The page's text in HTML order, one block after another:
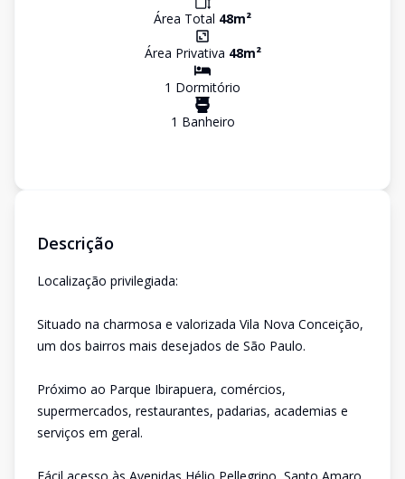
Área Total 48m²
Área Privativa 48m²
1 Dormitório
1 Banheiro
Descrição
Localização privilegiada:
Situado na charmosa e valorizada Vila Nova Conceição,
um dos bairros mais desejados de São Paulo.
Próximo ao Parque Ibirapuera, comércios,
supermercados, restaurantes, padarias, academias e
serviços em geral.